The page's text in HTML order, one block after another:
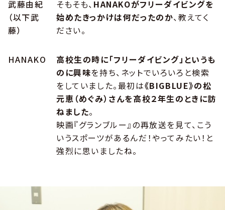
武藤由紀
（以下武
藤）
そもそも、 HANAKOがフリーダイビングを
始めたきっかけは何だったのか、教えてく
ださい。
HANAKO
高校生の時に「フリーダイビング」というも
のに興味を持ち、ネットでいろいろと検索
をしていました。最初は《BIGBLUE》の松
元恵（めぐみ）さんを高校２年生のときに訪
ねました。
映画『グランブルー』の再放送を見て、こう
いうスポーツがあるんだ！やってみたい！と
強烈に思いましたね。